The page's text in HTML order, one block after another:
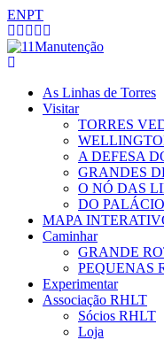
ENPT
As Linhas de Torres
Visitar
TORRES
A DEFESA
GRANDES
O NÓ DAS
DO
MAPA
Caminhar
GRANDE
PEQUENAS
Experimentar
Associação RHLT
Sócios RHLT
Loja